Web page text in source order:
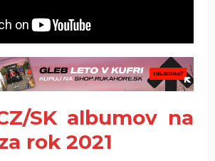
SK albumov na
rok 2021